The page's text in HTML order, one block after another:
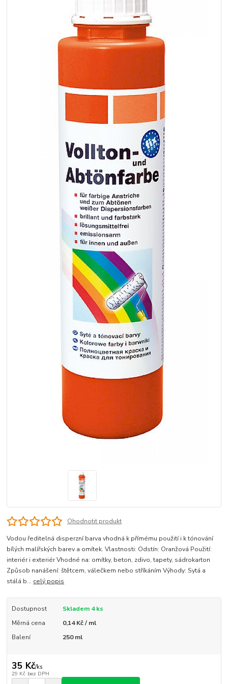
Ohodnotit produkt
Vodou ředitelná disperzní barva vhodná k přímému použití i k tónování
bílých malířských barev a omítek. Vlastnosti: Odstín: Oranžová Použití:
interiér i exteriér Vhodné na: omítky, beton, zdivo, tapety, sádrokarton
Způsob nanášení: štětcem, válečkem nebo stříkáním Výhody: Sytá a
stálá b... celý popis
Dostupnost
Skladem 4 ks
Měrná cena
0,14 Kč / ml
Balení
250 ml
35 Kč/ks
29 Kč bez DPH